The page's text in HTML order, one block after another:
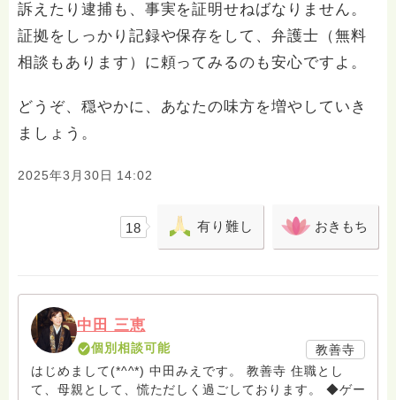
訴えたり逮捕も、事実を証明せねばなりません。
証拠をしっかり記録や保存をして、弁護士（無料
相談もあります）に頼ってみるのも安心ですよ。
どうぞ、穏やかに、あなたの味方を増やしていき
ましょう。
2025年3月30日 14:02
18 有り難し おきもち
中田 三恵
個別相談可能
教善寺
はじめまして(*^^*) 中田みえです。 教善寺 住職とし
て、母親として、慌ただしく過ごしております。 ◆ゲー